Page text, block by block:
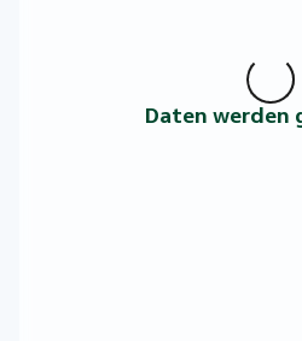
Daten werden